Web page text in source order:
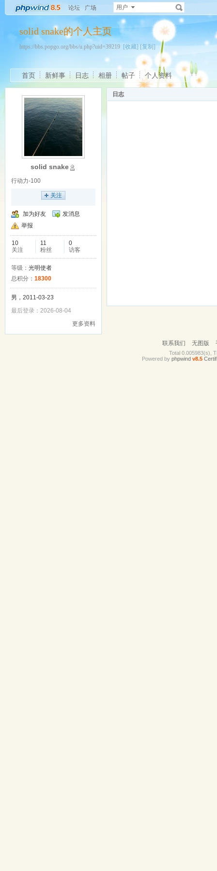
论坛 广场 用户
solid snake的个人主页
https://bbs.popgo.org/bbs/u.php?uid=39219 [收藏] [复制]
首页 新鲜事 日志 相册 帖子 个人资料
solid snake
行动力-100
关注
加为好友
发消息
举报
10
关注
11
粉丝
0
访客
等级： 光明使者
总积分： 18300
男，2011-03-23
最后登录：2026-08-04
更多资料
日志
联系我们 无图版
Total 0.005983(s),
Powered by phpwind v8.5